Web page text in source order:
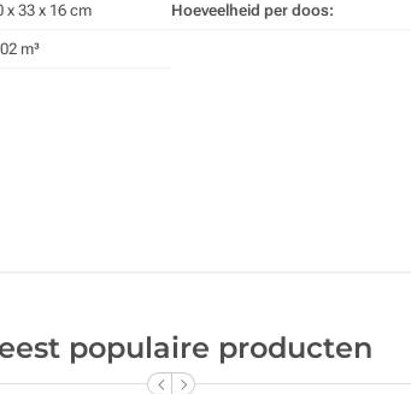
x 33 x 16 cm
m³
Hoeveelheid per doos:
populaire producten